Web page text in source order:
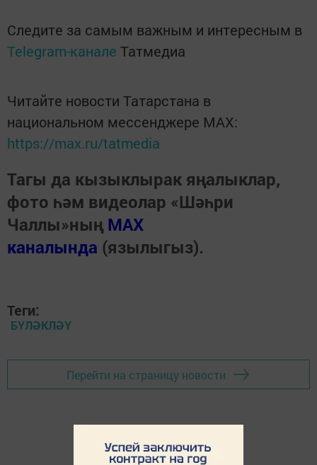
Следите за самым важным и интересным в
Telegram-канале Татмедиа
Читайте новости Татарстана в
национальном мессенджере MАХ:
https://max.ru/tatmedia
Тагы да кызыклырак яңалыклар,
фото һәм видеолар «Шәһри
Чаллы»ның MAX
каналында (язылыгыз).
Теги:
БҮЛӘКЛӘҮ
Перейти на страницу новости